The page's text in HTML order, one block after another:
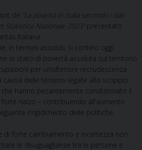
de “La povertà in Italia secondo i dati
Statistico Nazionale 2023” presentato
Italiana.
in termini assoluti, si contino oggi
in stato di povertà assoluta sul territorio
per un’ulteriore recrudescenza
delle tensioni legate allo scoppio
che hanno pesantemente condizionato il
forte rialzo – contribuendo all’aumento
irrigidimento delle politiche
di forte cambiamento e incertezza non
le disuguaglianze tra le persone e